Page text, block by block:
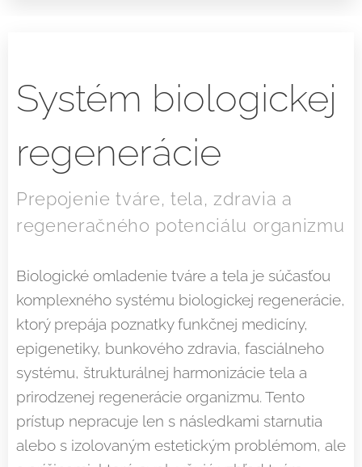
Systém biologickej
regenerácie
Prepojenie tváre, tela, zdravia a
regeneračného potenciálu organizmu
Biologické omladenie tváre a tela je súčasťou
komplexného systému biologickej regenerácie,
ktorý prepája poznatky funkčnej medicíny,
epigenetiky, bunkového zdravia, fasciálneho
systému, štrukturálnej harmonizácie tela a
prirodzenej regenerácie organizmu. Tento
prístup nepracuje len s následkami starnutia
alebo s izolovaným estetickým problémom, ale